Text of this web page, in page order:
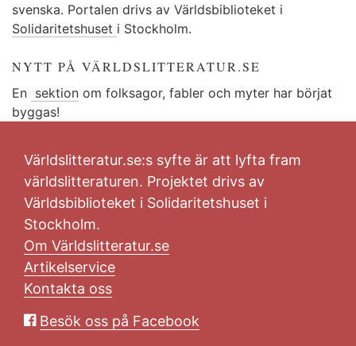
svenska. Portalen drivs av Världsbiblioteket i
Solidaritetshuset i Stockholm.
NYTT PÅ VÄRLDSLITTERATUR.SE
En sektion om folksagor, fabler och myter har börjat
byggas!
Världslitteratur.se:s syfte är att lyfta fram
världslitteraturen. Projektet drivs av
Världsbiblioteket i Solidaritetshuset i
Stockholm.
Om Världslitteratur.se
Artikelservice
Kontakta oss
Besök oss på Facebook